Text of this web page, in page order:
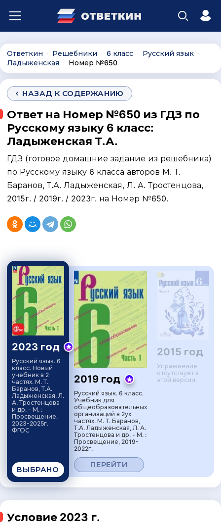
Ответкин ∙ Решебники ∙ 6 класс ∙ Русский язык ∙
Ладыженская ∙ Номер №650
НАЗАД К СОДЕРЖАНИЮ
Ответ на Номер №650 из ГДЗ по
Русскому языку 6 класс:
Ладыженская Т.А.
ГДЗ (готовое домашние задание из решебника)
по Русскому языку 6 класса авторов М. Т.
Баранов, Т.А. Ладыженская, Л. А. Тростенцова,
2015г. / 2019г. / 2023г. на Номер №650.
2023 год
Русский язык. 6
класс. Новый
учебник в 2
частях. М. Т.
Баранов, Т.А.
Ладыженская, Л.
А. Тростенцова
и др. - М. :
Просвещение,
2023-2025г.
ФГОС
ВЫБРАНО
2019 год
Русский язык. 6 класс.
Учебник для
общеобразовательных
организаций в 2ух
частях. М. Т. Баранов,
Т.А. Ладыженская, Л. А.
Тростенцова и др. - М. :
Просвещение, 2019-
2022г.
ПЕРЕЙТИ
2015 год
Упражнение
отсутствует в
этой версии.
Условие 2023 г.